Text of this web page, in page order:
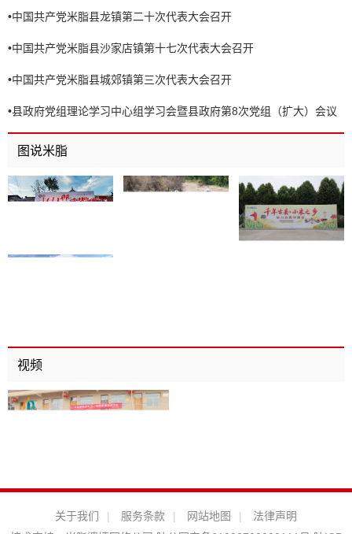
•中国共产党米脂县龙镇第二十次代表大会召开
•中国共产党米脂县沙家店镇第十七次代表大会召开
•中国共产党米脂县城郊镇第三次代表大会召开
•县政府党组理论学习中心组学习会暨县政府第8次党组（扩大）会议
召开
图说米脂
视频
关于我们 | 服务条款 | 网站地图 |
法律声明